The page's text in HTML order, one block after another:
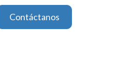
Contáctanos